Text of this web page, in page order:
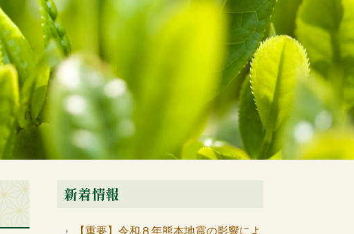
新着情報
【重要】令和８年熊本地震の影響によ